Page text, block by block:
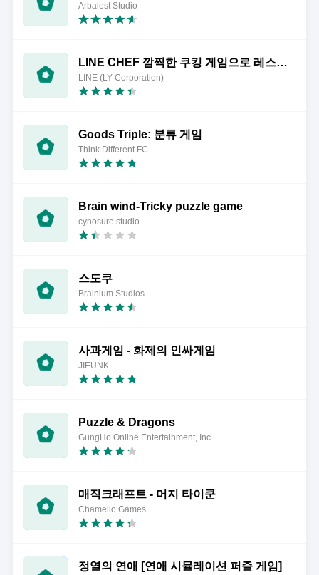
Arbalest Studio
LINE CHEF 깜찍한 쿠킹 게임으로 레스토랑 경영!
LINE (LY Corporation)
Goods Triple: 분류 게임
Think Different FC.
Brain wind-Tricky puzzle game
cynosure studio
스도쿠
Brainium Studios
사과게임 - 화제의 인싸게임
JIEUNK
Puzzle & Dragons
GungHo Online Entertainment, Inc.
매직크래프트 - 머지 타이쿤
Chamelio Games
정열의 연애 [연애 시뮬레이션 퍼즐 게임]